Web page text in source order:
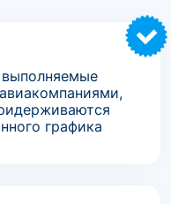
графика